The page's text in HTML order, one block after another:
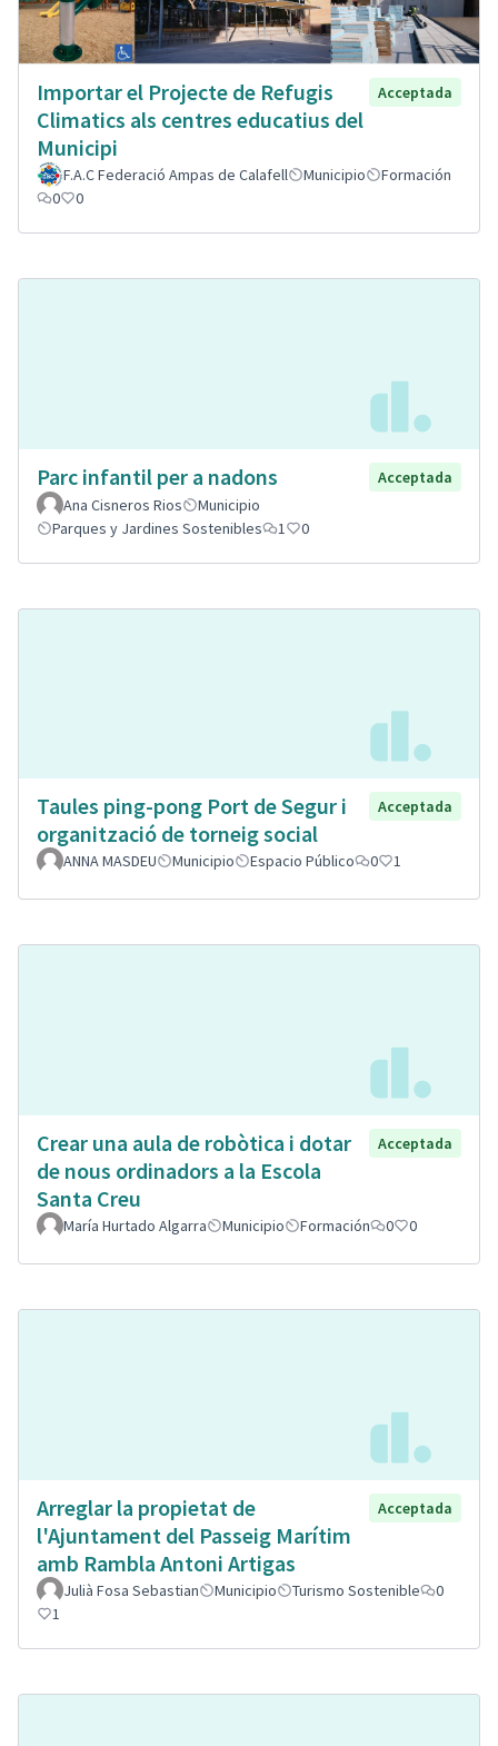
Importar el Projecte de Refugis
Climatics als centres educatius del
Municipi
Acceptada
F.A.C Federació Ampas de Calafell Municipio
Formación
0
0
Parc infantil per a nadons
Acceptada
Ana Cisneros Rios
Municipio
Parques y Jardines Sostenibles
1 0
Taules ping-pong Port de Segur i
organització de torneig social
Acceptada
ANNA MASDEU Municipio Espacio Público 0 1
Crear una aula de robòtica i dotar
de nous ordinadors a la Escola
Santa Creu
Acceptada
María Hurtado Algarra Municipio Formación 0 0
Arreglar la propietat de
l'Ajuntament del Passeig Marítim
amb Rambla Antoni Artigas
Acceptada
Julià Fosa Sebastian Municipio Turismo Sostenible
0
1